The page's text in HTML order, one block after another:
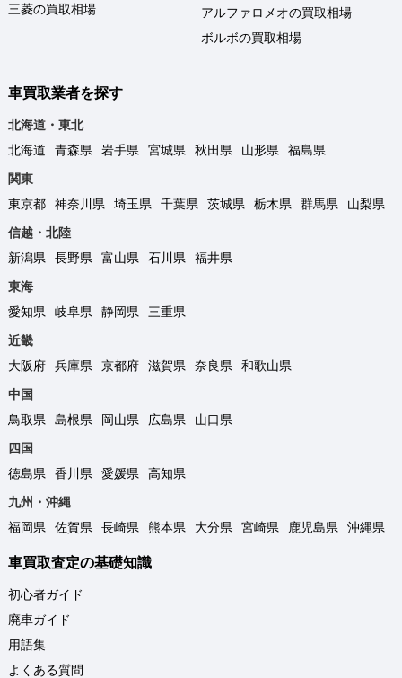
三菱の買取相場
アルファロメオの買取相場
ボルボの買取相場
車買取業者を探す
北海道・東北
北海道
青森県 岩手県 宮城県 秋田県 山形県
福島県
関東
東京都
神奈川県 埼玉県 千葉県 茨城県 栃木県 群馬県
山梨県
信越・北陸
新潟県
長野県 富山県 石川県
福井県
東海
愛知県
岐阜県 静岡県
三重県
近畿
大阪府
兵庫県 京都府 滋賀県 奈良県
和歌山県
中国
鳥取県
島根県 岡山県 広島県
山口県
四国
徳島県
香川県 愛媛県
高知県
九州・沖縄
福岡県
佐賀県 長崎県 熊本県 大分県 宮崎県 鹿児島県 沖縄県
車買取査定の基礎知識
初心者ガイド
廃車ガイド
用語集
よくある質問